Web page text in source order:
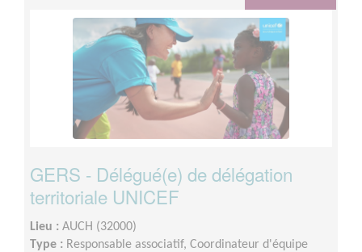
GERS - Délégué(e) de délégation
territoriale UNICEF
Lieu : AUCH (32000)
Type : Responsable associatif, Coordinateur d'équipe